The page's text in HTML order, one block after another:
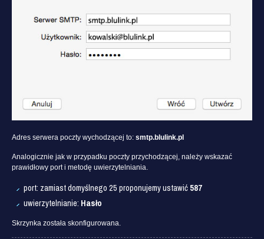
Adres serwera poczty wychodzącej to: smtp.blulink.pl
Analogicznie jak w przypadku poczty przychodzącej, należy wskazać
prawidłowy port i metodę uwierzytelniania.
port: zamiast domyślnego 25 proponujemy ustawić 587
uwierzytelnianie: Hasło
Skrzynka została skonfigurowana.